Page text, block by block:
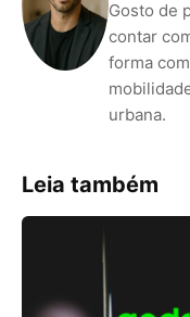
Gosto de
contar
forma
urbana.
Leia também